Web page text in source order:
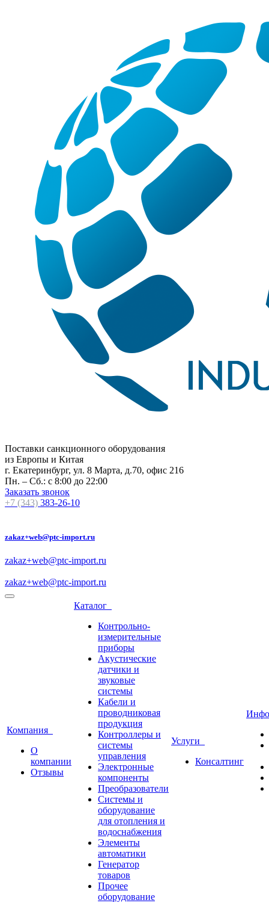
Поставки санкционного оборудования
из Европы и Китая
г. Екатеринбург, ул. 8 Марта, д.70, офис 216
Пн. – Сб.: с 8:00 до 22:00
Заказать звонок
+7 (343) 383-26-10
zakaz+web@ptc-import.ru
zakaz+web@ptc-import.ru
zakaz+web@ptc-import.ru
Компания
О
компании
Отзывы
Каталог
Контрольно-
измерительные
приборы
Акустические
датчики и
звуковые
системы
Кабели и
проводниковая
продукция
Контроллеры и
системы
управления
Электронные
компоненты
Преобразователи
Системы и
оборудование
для отопления и
водоснабжения
Элементы
автоматики
Генератор
товаров
Прочее
оборудование
Услуги
Консалтинг